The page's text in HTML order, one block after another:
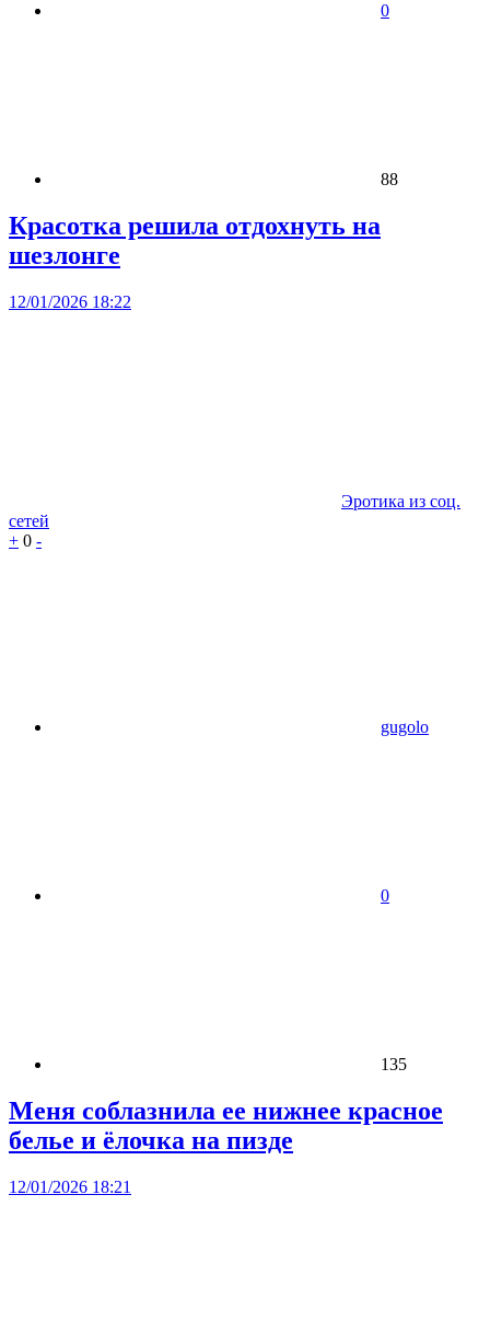
0
88
Красотка решила отдохнуть на
шезлонге
12/01/2026 18:22
Эротика из соц.
сетей
+ 0 -
gugolo
0
135
Меня соблазнила ее нижнее красное
белье и ёлочка на пизде
12/01/2026 18:21